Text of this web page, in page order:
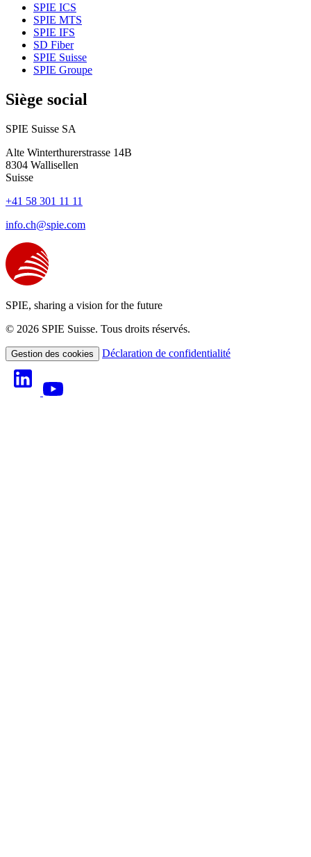
SPIE ICS
SPIE MTS
SPIE IFS
SD Fiber
SPIE Suisse
SPIE Groupe
Siège social
SPIE Suisse SA
Alte Winterthurerstrasse 14B
8304 Wallisellen
Suisse
+41 58 301 11 11
info.ch@spie.com
SPIE, sharing a vision for the future
© 2026 SPIE Suisse. Tous droits réservés.
Gestion des cookies Déclaration de confidentialité